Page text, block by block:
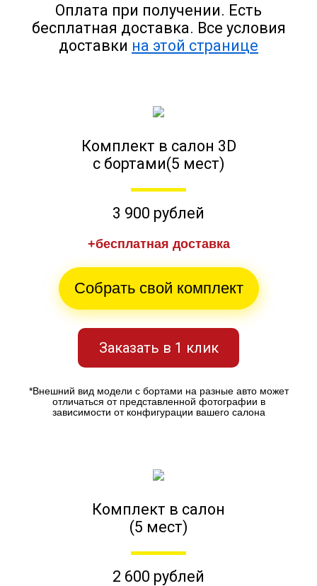
Оплата при получении. Есть
бесплатная доставка. Все условия
доставки на этой странице
Комплект в салон 3D
с бортами(5 мест)
3 900 рублей
+бесплатная доставка
Собрать свой комплект
Заказать в 1 клик
*Внешний вид модели с бортами на разные авто может
отличаться от представленной фотографии в
зависимости от конфигурации вашего салона
Комплект в салон
(5 мест)
2 600 рублей